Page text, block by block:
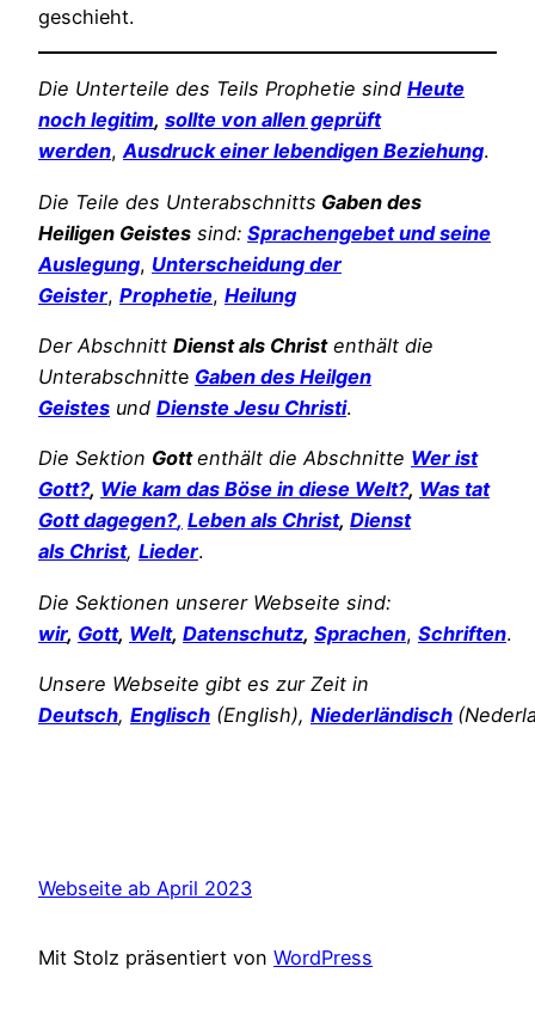
geschieht.
Die Unterteile des Teils Prophetie sind Heute
noch legitim, sollte von allen geprüft
werden,Ausdruck einer lebendigen Beziehung.
Die Teile des Unterabschnitts Gaben des
Heiligen Geistes sind: Sprachengebetund seine
Auslegung, Unterscheidung der
Geister, Prophetie, Heilung
Der Abschnitt Dienst als Christenthält die
Unterabschnitte Gaben des Heilgen
Geistes und Dienste Jesu Christi.
Die Sektion Gottenthält die Abschnitte Wer ist
Gott?, Wie kam das Böse in diese Welt?, Was tat
Gott dagegen?, Leben als Christ, Dienst
als Christ, Lieder.
Die Sektionen unserer Webseite sind:
wir, Gott, Welt, Datenschutz, Sprachen, Schriften.
Unsere Webseite gibt es zur Zeit in
Deutsch, Englisch (English), Niederländisch
Webseite ab April 2023
Mit Stolz präsentiert von WordPress